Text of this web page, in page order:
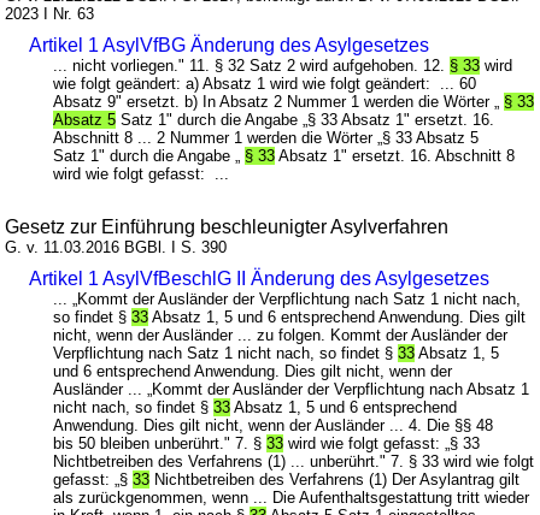
2023 I Nr. 63
Artikel 1 AsylVfBG Änderung des Asylgesetzes
... nicht vorliegen." 11. § 32 Satz 2 wird aufgehoben. 12. § 33 wird
wie folgt geändert: a) Absatz 1 wird wie folgt geändert: ... 60
Absatz 9" ersetzt. b) In Absatz 2 Nummer 1 werden die Wörter „ § 33
Absatz 5 Satz 1" durch die Angabe „§ 33 Absatz 1" ersetzt. 16.
Abschnitt 8 ... 2 Nummer 1 werden die Wörter „§ 33 Absatz 5
Satz 1" durch die Angabe „ § 33 Absatz 1" ersetzt. 16. Abschnitt 8
wird wie folgt gefasst: ...
Gesetz zur Einführung beschleunigter Asylverfahren
G. v. 11.03.2016 BGBl. I S. 390
Artikel 1 AsylVfBeschlG II Änderung des Asylgesetzes
... „Kommt der Ausländer der Verpflichtung nach Satz 1 nicht nach,
so findet §33 Absatz 1, 5 und 6 entsprechend Anwendung. Dies gilt
nicht, wenn der Ausländer ... zu folgen. Kommt der Ausländer der
Verpflichtung nach Satz 1 nicht nach, so findet §33 Absatz 1, 5
und 6 entsprechend Anwendung. Dies gilt nicht, wenn der
Ausländer ... „Kommt der Ausländer der Verpflichtung nach Absatz 1
nicht nach, so findet §33 Absatz 1, 5 und 6 entsprechend
Anwendung. Dies gilt nicht, wenn der Ausländer ... 4. Die §§ 48
bis 50 bleiben unberührt." 7. §33 wird wie folgt gefasst: „§ 33
Nichtbetreiben des Verfahrens (1) ... unberührt." 7. § 33 wird wie folgt
gefasst: „§33 Nichtbetreiben des Verfahrens (1) Der Asylantrag gilt
als zurückgenommen, wenn ... Die Aufenthaltsgestattung tritt wieder